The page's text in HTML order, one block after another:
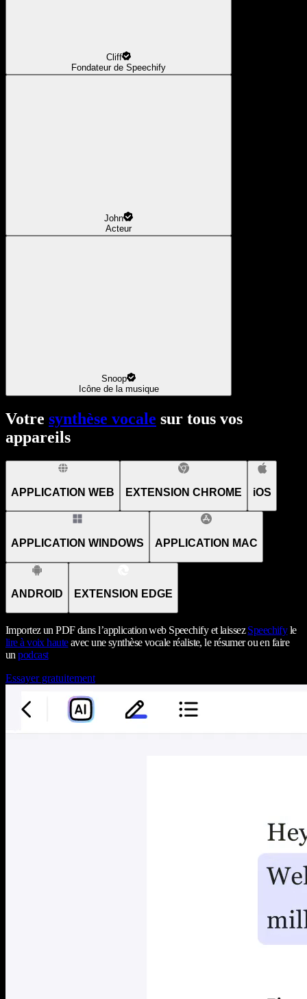
Cliff
Fondateur de Speechify
John
Acteur
Snoop
Icône de la musique
Votre synthèse vocale sur tous vos
appareils
APPLICATION WEB EXTENSION CHROME iOS
APPLICATION WINDOWS APPLICATION MAC
ANDROID EXTENSION EDGE
Importez un PDF dans l’application web Speechify et laissezSpeechifyle
lire à voix hauteavec une synthèse vocale réaliste, le résumer ou en faire
unpodcast
Essayer gratuitement